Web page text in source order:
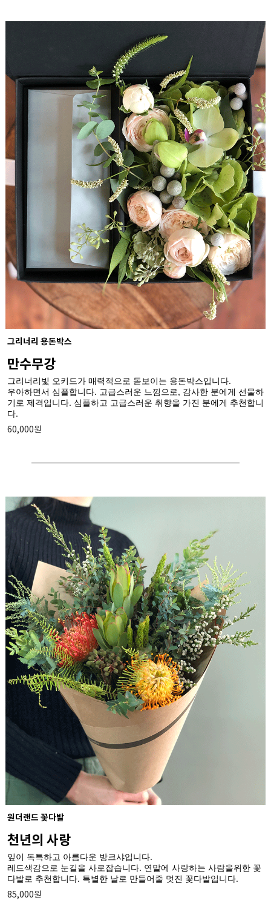
그리너리 용돈박스
만수무강
그리너리빛 오키드가 매력적으로 돋보이는 용돈박스입니다.
우아하면서 심플합니다. 고급스러운 느낌으로, 감사한 분에게 선물하
기로 제격입니다. 심플하고 고급스러운 취향을 가진 분에게 추천합니
다.
60,000원
원더랜드 꽃다발
천년의 사랑
잎이 독특하고 아름다운 방크샤입니다.
레드색감으로 눈길을 사로잡습니다. 연말에 사랑하는 사람을위한 꽃
다발로 추천합니다. 특별한 날로 만들어줄 멋진 꽃다발입니다.
85,000원